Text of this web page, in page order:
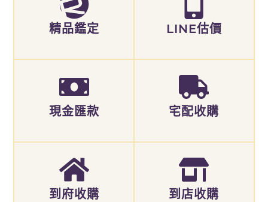
精品鑑定 LINE估價
現金匯款 宅配收購
到府收購 到店收購